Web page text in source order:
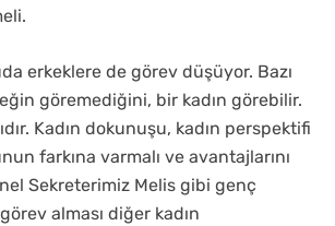
erkeklere de görev düşüyor. Bazı
göremediğini, bir kadın görebilir.
Kadın dokunuşu, kadın perspektifi
farkına varmalı ve avantajlarını
Sekreterimiz Melis gibi genç
alması diğer kadın